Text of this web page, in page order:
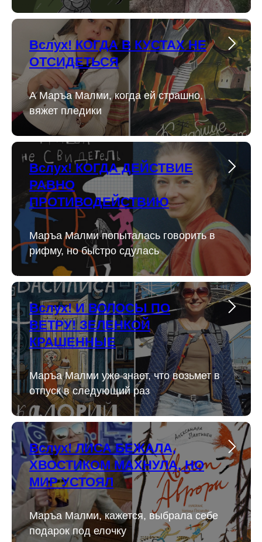
Вслух! КОГДА В КУСТАХ НЕ
ОТСИДЕТЬСЯ
А Маръа Малми, когда ей страшно,
вяжет пледики
Вслух! КОГДА ДЕЙСТВИЕ
РАВНО
ПРОТИВОДЕЙСТВИЮ
Маръа Малми попыталась говорить в
рифму, но быстро сдулась
Вслух! И ВОЛОСЫ ПО
ВЕТРУ! ЗЕЛЕНКОЙ
КРАШЕННЫЕ
Маръа Малми уже знает, что возьмет в
отпуск в следующий раз
Вслух! ЛИСА БЕЖАЛА,
ХВОСТИКОМ МАХНУЛА, НО
МИР УСТОЯЛ
Маръа Малми, кажется, выбрала себе
подарок под елочку